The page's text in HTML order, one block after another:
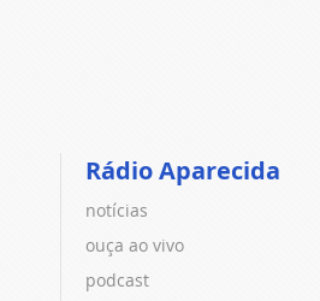
Rádio Aparecida
notícias
ouça ao vivo
podcast